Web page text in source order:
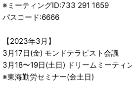
※ミーティングID:733 291 1659
パスコード:6666
【2023年3月】
3月17日(金) モンドテラピスト会議
3月18〜19日(土日) ドリームミーティ
※東海勤労セミナー(金土日)